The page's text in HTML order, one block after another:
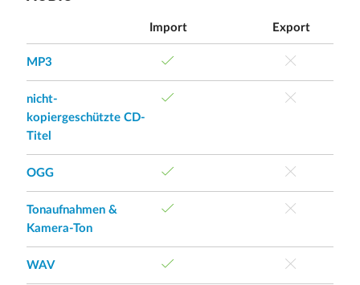
Import Export
MP3
nicht-
kopiergeschützte CD-
Titel
OGG
Tonaufnahmen &
Kamera-Ton
WAV